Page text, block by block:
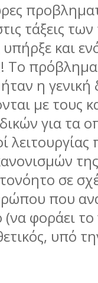
τάξεις
και
πρόβλημα
η γενική
με τους
για τα
της
σε
που
φοράει το
υπό